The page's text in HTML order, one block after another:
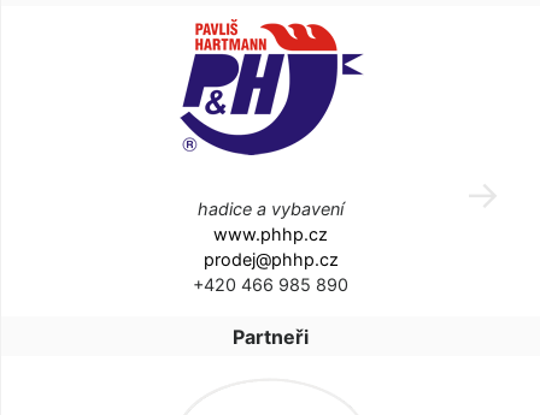
hadice a vybavení
www.phhp.cz
prodej@phhp.cz
+420 466 985 890
Partneři